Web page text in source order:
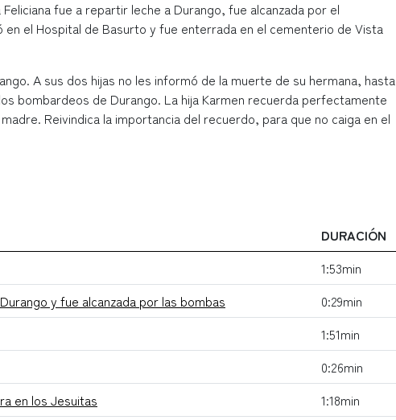
fue a repartir leche a Durango, fue alcanzada por el
el Hospital de Basurto y fue enterrada en el cementerio de Vista
A sus dos hijas no les informó de la muerte de su hermana, hasta
bombardeos de Durango. La hija Karmen recuerda perfectamente
Reivindica la importancia del recuerdo, para que no caiga en el
DURACIÓN
1:53min
y fue alcanzada por las bombas
0:29min
1:51min
0:26min
en los Jesuitas
1:18min